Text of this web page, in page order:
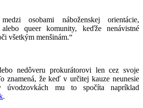
osobami náboženskej orientácie,
queer komunity, keďže nenávistné
všetkým menšinám.“
nedôveru prokurátorovi len cez svoje
znamená, že keď v určitej kauze neunesie
úvodzovkách mu to spočíta napríklad
.